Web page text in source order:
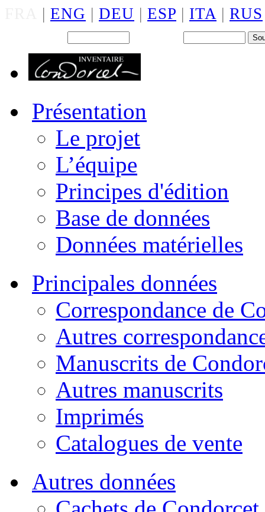
| ENG | DEU | ESP | ITA | RUS
Présentation
Le projet
L’équipe
Principes d'édition
Base de données
Données matérielles
Principales données
Correspondance de
Autres
Manuscrits de
Autres manuscrits
Imprimés
Catalogues de vente
Autres données